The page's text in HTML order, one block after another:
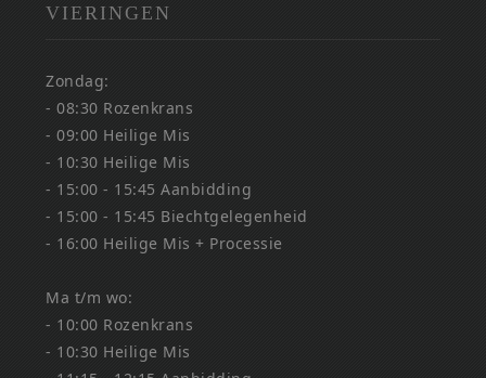
VIERINGEN
Zondag:
- 08:30 Rozenkrans
- 09:00 Heilige Mis
- 10:30 Heilige Mis
- 15:00 - 15:45 Aanbidding
- 15:00 - 15:45 Biechtgelegenheid
- 16:00 Heilige Mis + Processie
Ma t/m wo:
- 10:00 Rozenkrans
- 10:30 Heilige Mis